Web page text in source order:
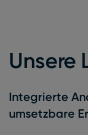
Unsere
Integrierte
umsetzbare